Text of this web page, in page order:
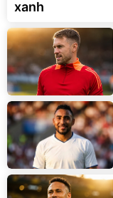
xanh